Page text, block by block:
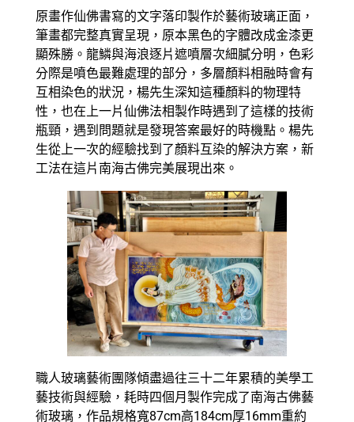
原畫作仙佛書寫的文字落印製作於藝術玻璃正面，
筆畫都完整真實呈現，原本黑色的字體改成金漆更
顯殊勝。龍鱗與海浪逐片遮噴層次細膩分明，色彩
分際是噴色最難處理的部分，多層顏料相融時會有
互相染色的狀況，楊先生深知這種顏料的物理特
性，也在上一片仙佛法相製作時遇到了這樣的技術
瓶頸，遇到問題就是發現答案最好的時機點。楊先
生從上一次的經驗找到了顏料互染的解決方案，新
工法在這片南海古佛完美展現出來。
職人玻璃藝術團隊傾盡過往三十二年累積的美學工
藝技術與經驗，耗時四個月製作完成了南海古佛藝
術玻璃，作品規格寬87cm高184cm厚16mm重約